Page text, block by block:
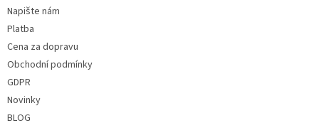
Napište nám
Platba
Cena za dopravu
Obchodní podmínky
GDPR
Novinky
BLOG